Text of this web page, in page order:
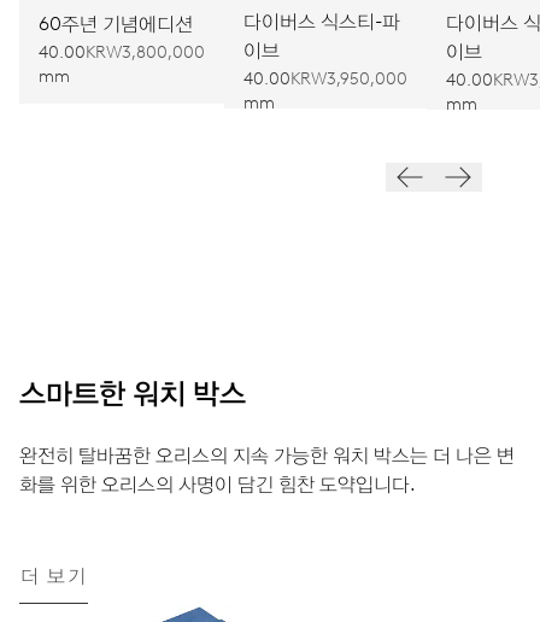
60주년 기념에디션
40.00
mm
KRW3,800,000
다이버스 식스티-파
이브
40.00
mm
KRW3,950,000
다이버스
이브
40.00
mm
스마트한 워치 박스
완전히 탈바꿈한 오리스의 지속 가능한 워치 박스는 더 나은 변
화를 위한 오리스의 사명이 담긴 힘찬 도약입니다.
더 보기